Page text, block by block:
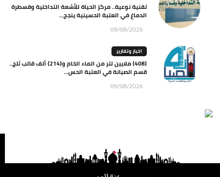
تقنية نوعية.. مركز الحياة للأشعة التداخلية وقسطرة
الدماغ في العتبة الحسينية ينجح...
09/08/2026
اخبار وتقارير
(408) ملايين لتر من الماء الخام و(214) ألف قالب ثلج..
قسم الصيانة في العتبة الحس...
09/08/2026